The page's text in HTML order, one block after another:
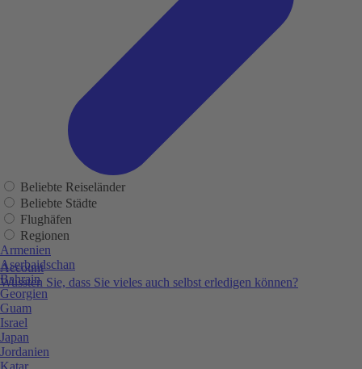
Account
Wussten Sie, dass Sie vieles auch selbst erledigen können?
Beliebte Reiseländer
Beliebte Städte
Flughäfen
Regionen
Armenien
Aserbaidschan
Bahrain
Georgien
Guam
Israel
Japan
Jordanien
Katar